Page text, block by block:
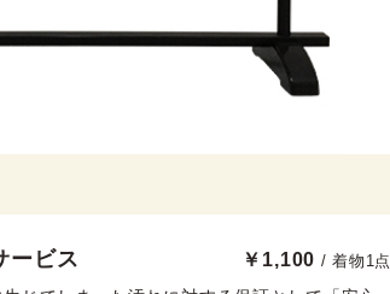
ービス ￥1,100 / 着物1点